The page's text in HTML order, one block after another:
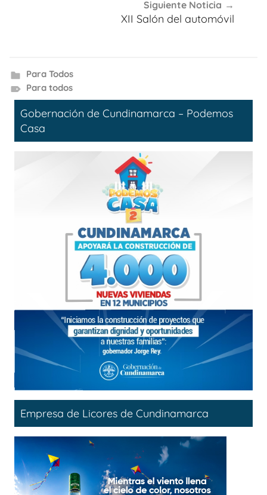
Siguiente Noticia
XII Salón del automóvil
Para Todos
Para todos
Gobernación de Cundinamarca – Podemos
Casa
Empresa de Licores de Cundinamarca